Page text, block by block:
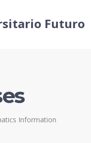
Futuro
Information